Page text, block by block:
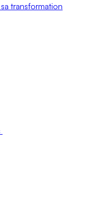
transformation